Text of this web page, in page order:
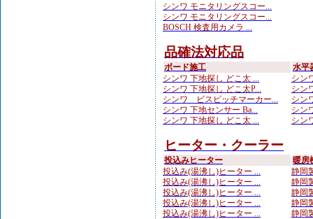
シンワ モニタリングスコー...
シンワ モニタリングスコー...
BOSCH 検査用カメラ ...
品確法対応品
ボード施工
シンワ 下地探し どこ太 ...
シンワ 下地探し どこ太P...
シンワ ビスピッチマーカー...
シンワ 下地センサー Ba...
シンワ 下地探し どこ太 ...
水平
シン
シン
シン
シン
シン
ヒーター・クーラー
投込みヒーター
投込み(湯沸し)ヒーター ...
投込み(湯沸し)ヒーター ...
投込み(湯沸し)ヒーター ...
投込み(湯沸し)ヒーター ...
投込み(湯沸し)ヒーター ...
暖房
静岡
静岡
静岡
静岡
静岡